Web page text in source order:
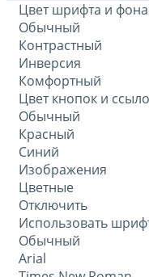
Цвет шрифта и фона
Обычный
Контрастный
Инверсия
Комфортный
Цвет кнопок и
Обычный
Красный
Синий
Изображения
Цветные
Отключить
Использовать
Обычный
Arial